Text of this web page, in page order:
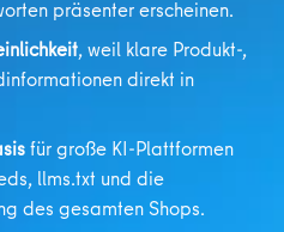
präsenter erscheinen.
, weil klare Produkt-,
direkt in
für große KI-Plattformen
llms.txt und die
des gesamten Shops.